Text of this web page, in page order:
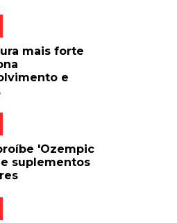
mais forte
e
'Ozempic
suplementos